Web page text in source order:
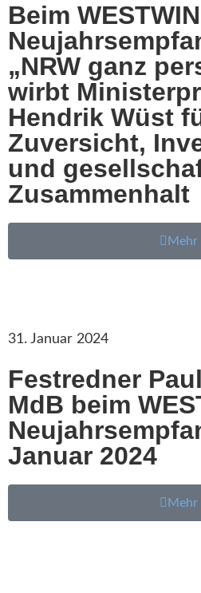
Beim
„NRW ganz
wirbt
Hendrik Wüst
Zuversicht,
und
Zusammenhalt
Mehr
31. Januar 2024
Festredner
MdB beim
Januar 2024
Mehr